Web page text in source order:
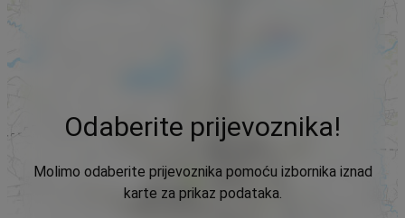
Odaberite prijevoznika!
Molimo odaberite prijevoznika pomoću izbornika iznad
karte za prikaz podataka.